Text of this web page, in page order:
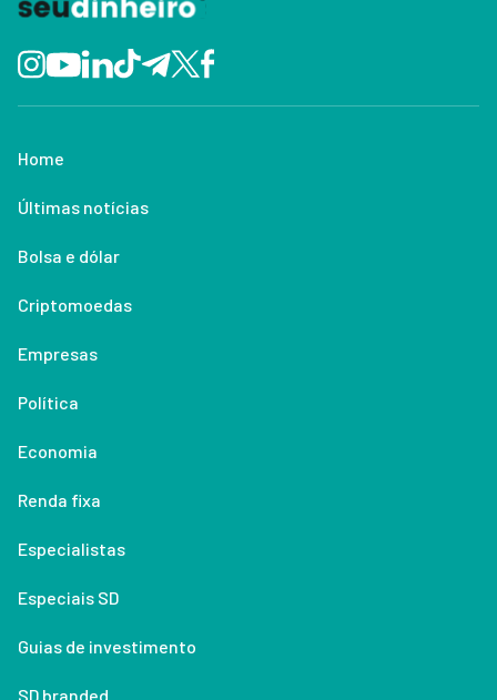
Home
Últimas notícias
Bolsa e dólar
Criptomoedas
Empresas
Política
Economia
Renda fixa
Especialistas
Especiais SD
Guias de investimento
SD branded